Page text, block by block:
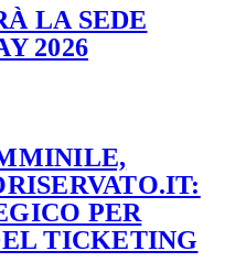
LA SEDE
2026
PER
TICKETING